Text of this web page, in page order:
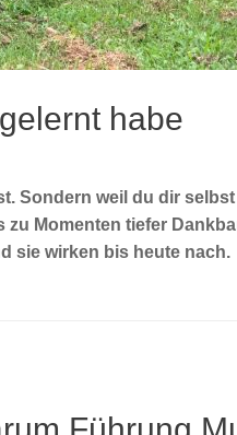
habe
Sondern weil du dir
Momenten tiefer
sie wirken bis heute nach.